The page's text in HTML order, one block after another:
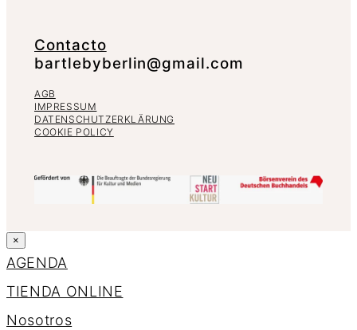
Contacto
bartlebyberlin@gmail.com
AGB
IMPRESSUM
DATENSCHUTZERKLÄRUNG
COOKIE POLICY
×
AGENDA
TIENDA ONLINE
Nosotros